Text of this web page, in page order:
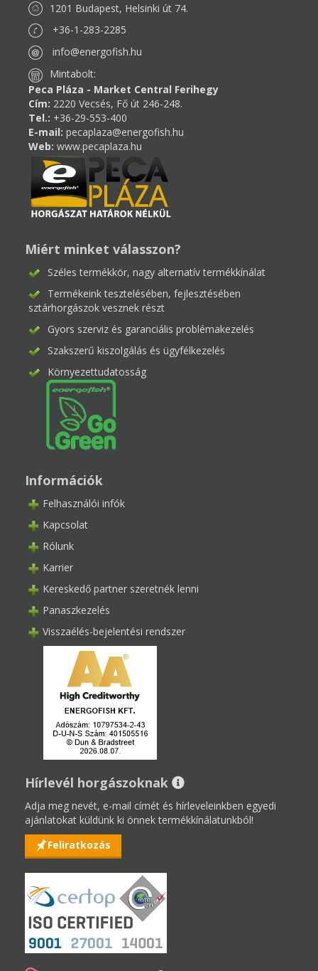
1201 Budapest, Helsinki út 74.
+36-1-283-2285
info@energofish.hu
Mintabolt:
Peca Pláza - Market Central Ferihegy
Cím: 2220 Vecsés, Fő út 246-248.
Tel.: +36-29-553-400
E-mail: pecaplaza@energofish.hu
Web: www.pecaplaza.hu
Miért minket válasszon?
Széles termékkör, nagy alternatív termékkínálat
Termékeink tesztelésében, fejlesztésében
sztárhorgászok vesznek részt
Gyors szerviz és garanciális problémakezelés
Szakszerű kiszolgálás és ügyfélkezelés
Környezettudatosság
Információk
Felhasználói infók
Kapcsolat
Rólunk
Karrier
Kereskedő partner szeretnék lenni
Panaszkezelés
Visszaélés-bejelentési rendszer
Hírlevél horgászoknak
Adja meg nevét, e-mail címét és hírleveleinkben egyedi
ajánlatokat küldünk ki önnek termékkínálatunkból!
Feliratkozás